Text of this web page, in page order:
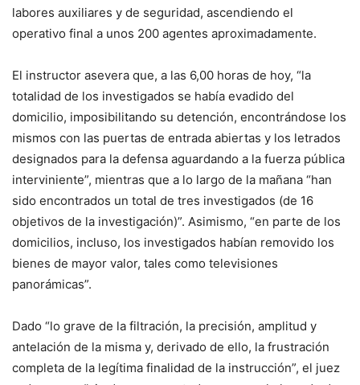
labores auxiliares y de seguridad, ascendiendo el
operativo final a unos 200 agentes aproximadamente.
El instructor asevera que, a las 6,00 horas de hoy, “la
totalidad de los investigados se había evadido del
domicilio, imposibilitando su detención, encontrándose los
mismos con las puertas de entrada abiertas y los letrados
designados para la defensa aguardando a la fuerza pública
interviniente”, mientras que a lo largo de la mañana “han
sido encontrados un total de tres investigados (de 16
objetivos de la investigación)”. Asimismo, “en parte de los
domicilios, incluso, los investigados habían removido los
bienes de mayor valor, tales como televisiones
panorámicas”.
Dado “lo grave de la filtración, la precisión, amplitud y
antelación de la misma y, derivado de ello, la frustración
completa de la legítima finalidad de la instrucción”, el juez